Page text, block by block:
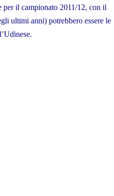
per il campionato 2011/12, con il
ultimi anni) potrebbero essere le